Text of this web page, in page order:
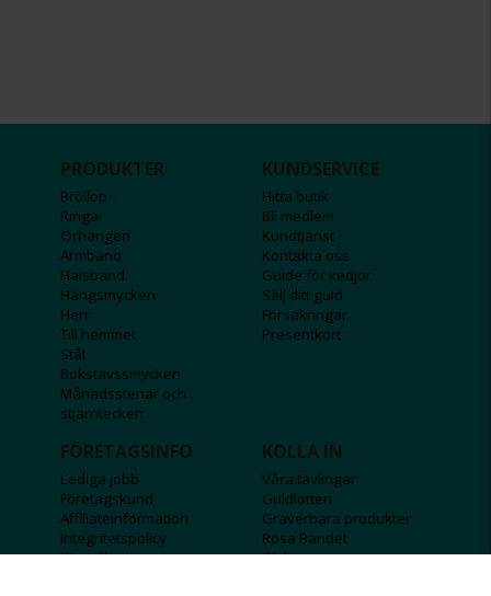
PRODUKTER
Bröllop
Ringar
Örhängen
Armband
Halsband
Hängsmycken
Herr
Till hemmet
Stål
Bokstavssmycken
Månadsstenar och
stjärntecken
KUNDSERVICE
Hitta butik
Bli medlem
Kundtjänst
Kontakta oss
Guide för kedjor
Sälj ditt guld
Försäkringar
Presentkort
FÖRETAGSINFO
Lediga jobb
Företagskund
Affiliateinformation
Integritetspolicy
Köpvillkor
KOLLA IN
Våra tävlingar
Guldlotten
Graverbara produkter
Rosa Bandet
Wolt